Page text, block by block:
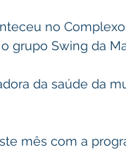
no
grupo Swing da
da saúde da
mês com a